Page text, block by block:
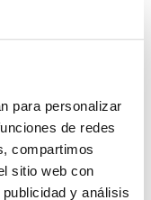
para personalizar
de redes
compartimos
sitio web con
y análisis
CE